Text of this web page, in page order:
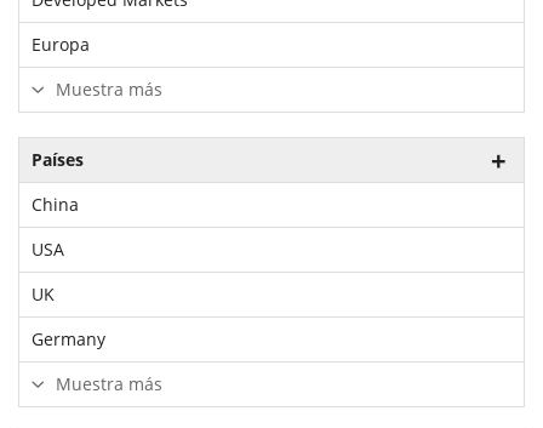
Europa
Muestra más
Países
China
USA
UK
Germany
Muestra más